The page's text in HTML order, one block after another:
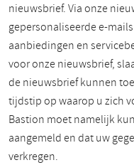
nieuwsbrief. Via onze
gepersonaliseerde e-
aanbiedingen en
voor onze nieuwsbrief,
de nieuwsbrief kunnen
tijdstip op waarop u zich
Bastion moet namelijk
aangemeld en dat uw
verkregen.